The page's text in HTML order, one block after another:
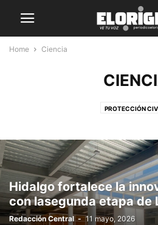
Home Ciencia
PROTECCIÓN
Hidalgo fortalece la
con lasegunda etapa de
Redacción Central - 11 mayo, 2026